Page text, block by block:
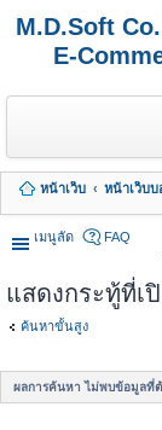
M.D.Soft
E-
หน้าเว็บ
หน้าเว็บบ
เมนูลัด
FAQ
แสดงกระทู้ที่เ
ค้นหาขั้นสูง
ผลการค้นหา ไม่พบข้อมูลที่ต้